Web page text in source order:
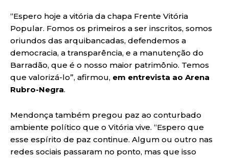
“Espero hoje a vitória da chapa Frente Vitória
Popular. Fomos os primeiros a ser inscritos, somos
oriundos das arquibancadas, defendemos a
democracia, a transparência, e a manutenção do
Barradão, que é o nosso maior patrimônio. Temos
que valorizá-lo”, afirmou, em entrevista ao Arena
Rubro-Negra.
Mendonça também pregou paz ao conturbado
ambiente político que o Vitória vive. “Espero que
esse espírito de paz continue. Algum ou outro nas
redes sociais passaram no ponto, mas que isso